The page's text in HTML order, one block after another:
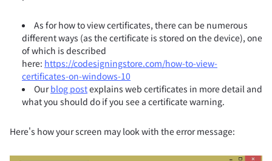
As for how to view certificates, there can be numerous
different ways (as the certificate is stored on the device), one
of which is described
here: https://codesigningstore.com/how-to-view-
certificates-on-windows-10
Ourblog postexplains web certificates in more detail and
what you should do if you see a certificate warning.
Here's how your screen may look with the error message: